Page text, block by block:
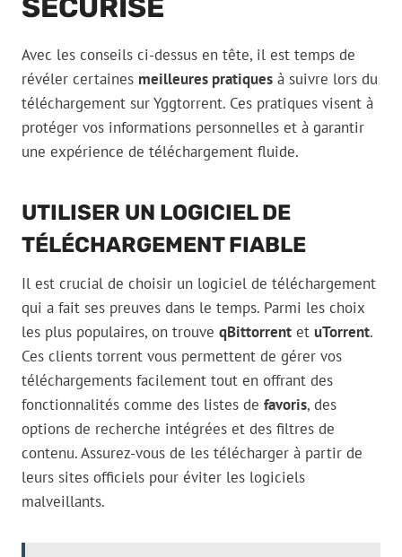
SÉCURISÉ
Avec les conseils ci-dessus en tête, il est temps de
révéler certaines meilleures pratiques à suivre lors du
téléchargement sur Yggtorrent. Ces pratiques visent à
protéger vos informations personnelles et à garantir
une expérience de téléchargement fluide.
UTILISER UN LOGICIEL DE
TÉLÉCHARGEMENT FIABLE
Il est crucial de choisir un logiciel de téléchargement
qui a fait ses preuves dans le temps. Parmi les choix
les plus populaires, on trouve qBittorrent et uTorrent.
Ces clients torrent vous permettent de gérer vos
téléchargements facilement tout en offrant des
fonctionnalités comme des listes de favoris, des
options de recherche intégrées et des filtres de
contenu. Assurez-vous de les télécharger à partir de
leurs sites officiels pour éviter les logiciels
malveillants.